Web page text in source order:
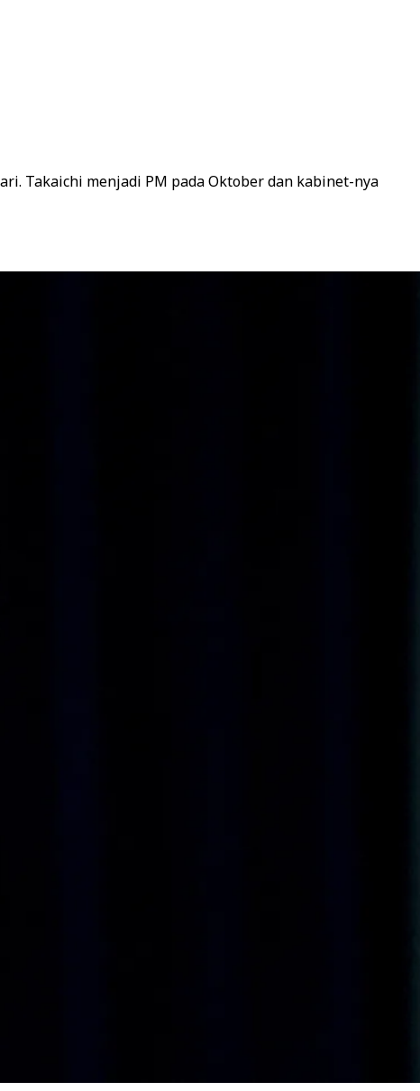
Takaichi menjadi PM pada Oktober dan kabinet-nya